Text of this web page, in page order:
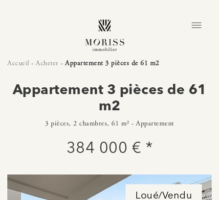
Accueil - Acheter -Appartement 3 pièces de 61 m2
Appartement 3 pièces de 61
m2
3 pièces, 2 chambres, 61 m² - Appartement
384 000 € *
Loué/Vendu